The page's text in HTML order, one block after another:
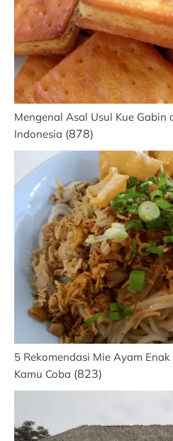
Mengenal Asal Usul Kue
Indonesia (878)
5 Rekomendasi Mie Ayam
Kamu Coba (823)